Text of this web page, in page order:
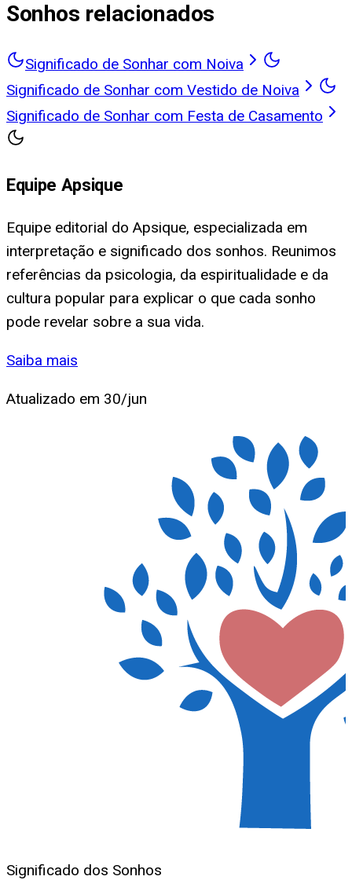
Sonhos relacionados
Significado de Sonhar com Noiva
Significado de Sonhar com Vestido de Noiva
Significado de Sonhar com Festa de Casamento
Equipe Apsique
Equipe editorial do Apsique, especializada em
interpretação e significado dos sonhos. Reunimos
referências da psicologia, da espiritualidade e da
cultura popular para explicar o que cada sonho
pode revelar sobre a sua vida.
Saiba mais
Atualizado em 30/jun
Significado dos Sonhos